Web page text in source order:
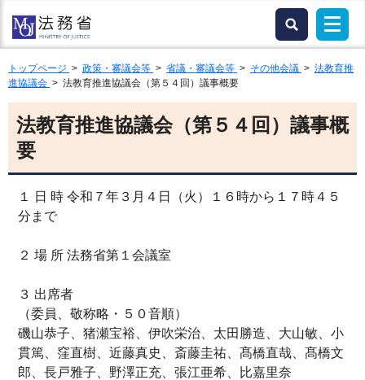
トップページ > 政策・審議会等 > 省議・審議会等 > その他会議 > 法教育推
進協議会 > 法教育推進協議会（第５４回）議事概要
法教育推進協議会（第５４回）議事概
要
１ 日 時 令和７年３月４日（火）１６時から１７時４５
分まで
２ 場 所 法務省第１会議室
３ 出席者
（委員、敬称略・５０音順）
磯山恭子、猪瀬宝裕、伊吹栄治、太田勝造、大山敏、小
貫篤、窪直樹、近藤真史、斎藤圭祐、髙橋直哉、髙橋文
郎、長戸雅子、野澤正充、張江亜希、比嘉里奈